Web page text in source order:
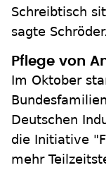
Schreibtisch
sagte Schröder.
Pflege von
Im Oktober
Deutschen
die Initiative
mehr